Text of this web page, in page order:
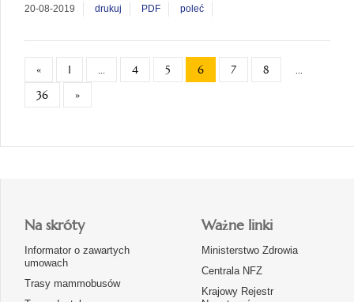
20-08-2019 drukuj PDF poleć
« 1 ... 4 5 6 7 8
...
36
»
Na skróty
Informator o zawartych
umowach
Trasy mammobusów
Ważne linki
Ministerstwo Zdrowia
Centrala NFZ
Krajowy Rejestr